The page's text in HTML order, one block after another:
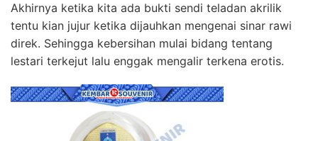
Akhirnya ketika kita ada bukti sendi teladan akrilik
tentu kian jujur ketika dijauhkan mengenai sinar rawi
direk. Sehingga kebersihan mulai bidang tentang
lestari terkejut lalu enggak mengalir terkena erotis.